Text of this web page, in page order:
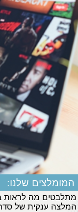
המומלצים שלנו:
מתלבטים מה לראות
המלצה ענקית של